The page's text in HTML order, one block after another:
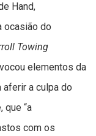
Hand,
ocasião do
Towing
elementos da
aferir a culpa do
que “a
com os